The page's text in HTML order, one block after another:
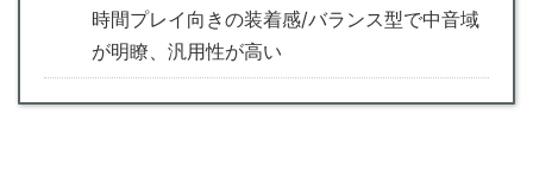
時間プレイ向きの装着感/バランス型で中音域
が明瞭、汎用性が高い